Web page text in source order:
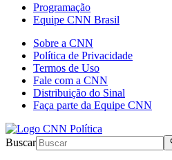
Programação
Equipe CNN Brasil
Sobre a CNN
Política de Privacidade
Termos de Uso
Fale com a CNN
Distribuição do Sinal
Faça parte da Equipe CNN
Buscar